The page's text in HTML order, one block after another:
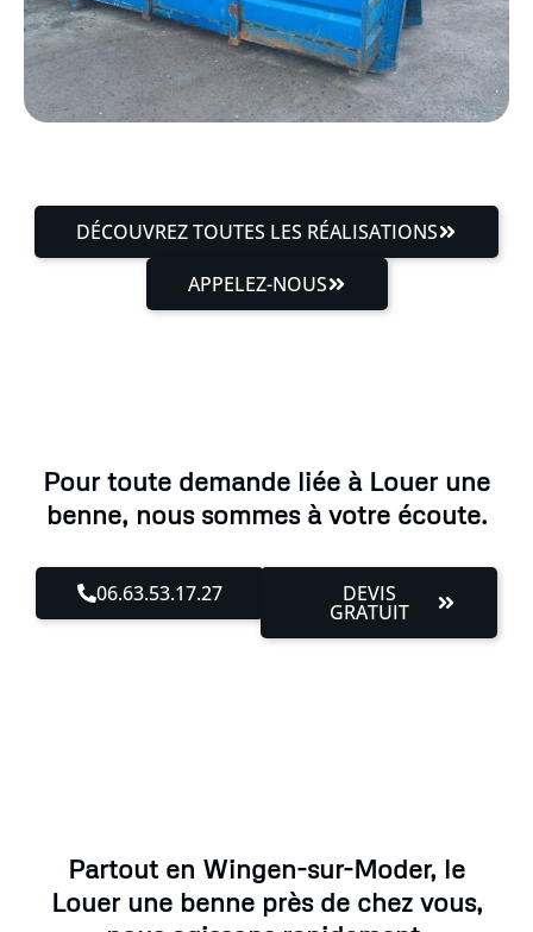
DÉCOUVREZ TOUTES LES RÉALISATIONS
APPELEZ-NOUS
Pour toute demande liée à Louer une
benne, nous sommes à votre écoute.
06.63.53.17.27 DEVIS
GRATUIT
Partout en Wingen-sur-Moder, le
Louer une benne près de chez vous,